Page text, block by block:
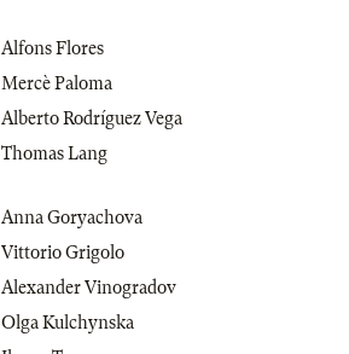
Alfons Flores
Mercè Paloma
Alberto Rodríguez Vega
Thomas Lang
Anna Goryachova
Vittorio Grigolo
Alexander Vinogradov
Olga Kulchynska